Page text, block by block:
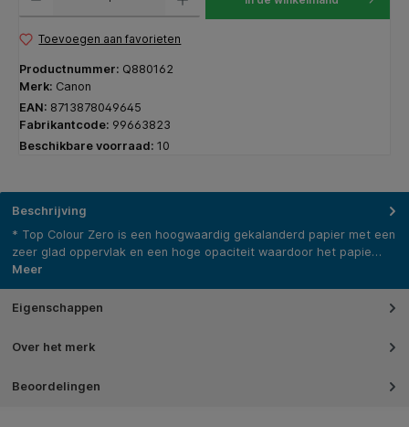
Toevoegen aan favorieten
Productnummer: Q880162
Merk: Canon
EAN: 8713878049645
Fabrikantcode: 99663823
Beschikbare voorraad: 10
Beschrijving
* Top Colour Zero is een hoogwaardig gekalanderd papier met een
zeer glad oppervlak en een hoge opaciteit waardoor het papie…
Meer
Eigenschappen
Over het merk
Beoordelingen